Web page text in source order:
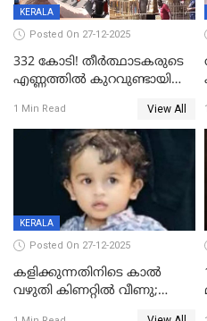
KERALA
Posted On 27-12-2025
332 കോടി! തീർത്ഥാടകരുടെ
എണ്ണത്തിൽ കുറവുണ്ടായിട്ടും
കുതിച്ചുയരുന്നു
1 Min Read View All
KERALA
Posted On 27-12-2025
കളിക്കുന്നതിനിടെ കാൽ
വഴുതി കിണറ്റിൽ വീണു;